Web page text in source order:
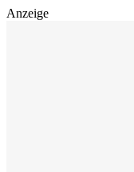
Anzeige